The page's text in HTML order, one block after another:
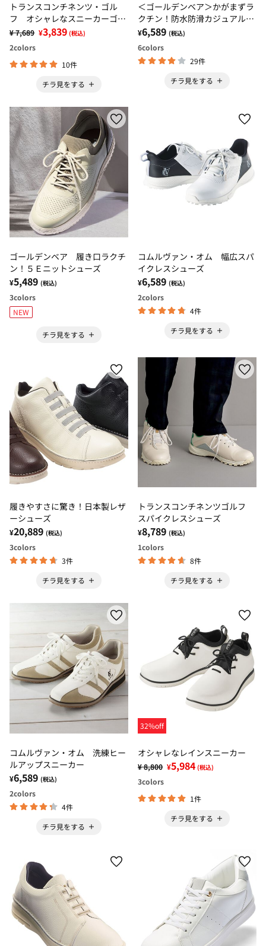
トランスコンチネンツ・ゴル
フ オシャレなスニーカーゴル
フシューズ
¥ 7,689 ¥3,839 (税込)
2colors
10件
チラ見をする
＜ゴールデンベア＞かがまずラ
クチン！防水防滑カジュアルシ
ューズ
¥6,589 (税込)
6colors
29件
チラ見をする
ゴールデンベア 履き口ラクチ
ン！５Ｅニットシューズ
¥5,489 (税込)
3colors
NEW
チラ見をする
コムルヴァン・オム 幅広スパ
イクレスシューズ
¥6,589 (税込)
2colors
4件
チラ見をする
履きやすさに驚き！日本製レザ
ーシューズ
¥20,889 (税込)
3colors
3件
チラ見をする
トランスコンチネンツゴルフ
スパイクレスシューズ
¥8,789 (税込)
1colors
8件
チラ見をする
コムルヴァン・オム 洗練ヒー
ルアップスニーカー
¥6,589 (税込)
2colors
4件
チラ見をする
32%off
オシャレなレインスニーカー
¥ 8,800 ¥5,984 (税込)
3colors
1件
チラ見をする